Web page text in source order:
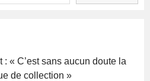
« C’est sans aucun doute la
de collection »